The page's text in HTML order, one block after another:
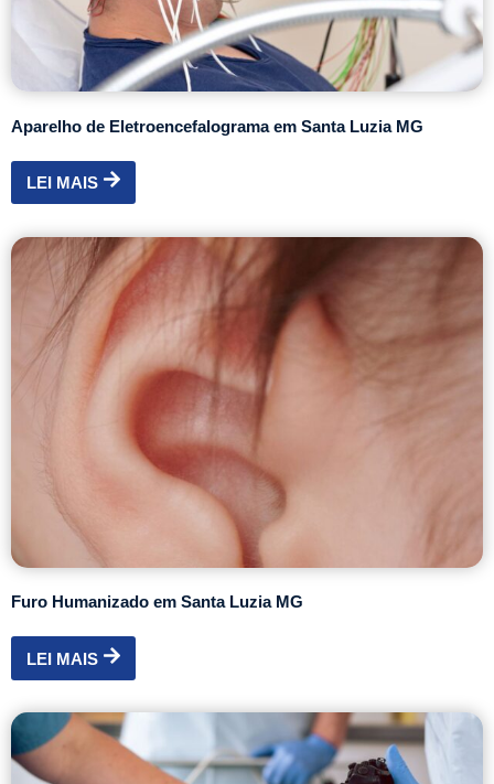
Aparelho de Eletroencefalograma em Santa Luzia MG
LEI MAIS
Furo Humanizado em Santa Luzia MG
LEI MAIS